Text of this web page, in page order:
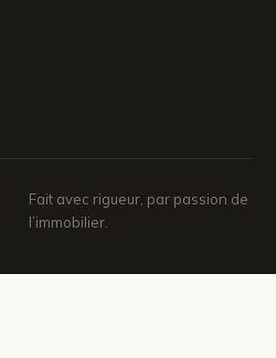
Fait avec rigueur, par passion de
l’immobilier.